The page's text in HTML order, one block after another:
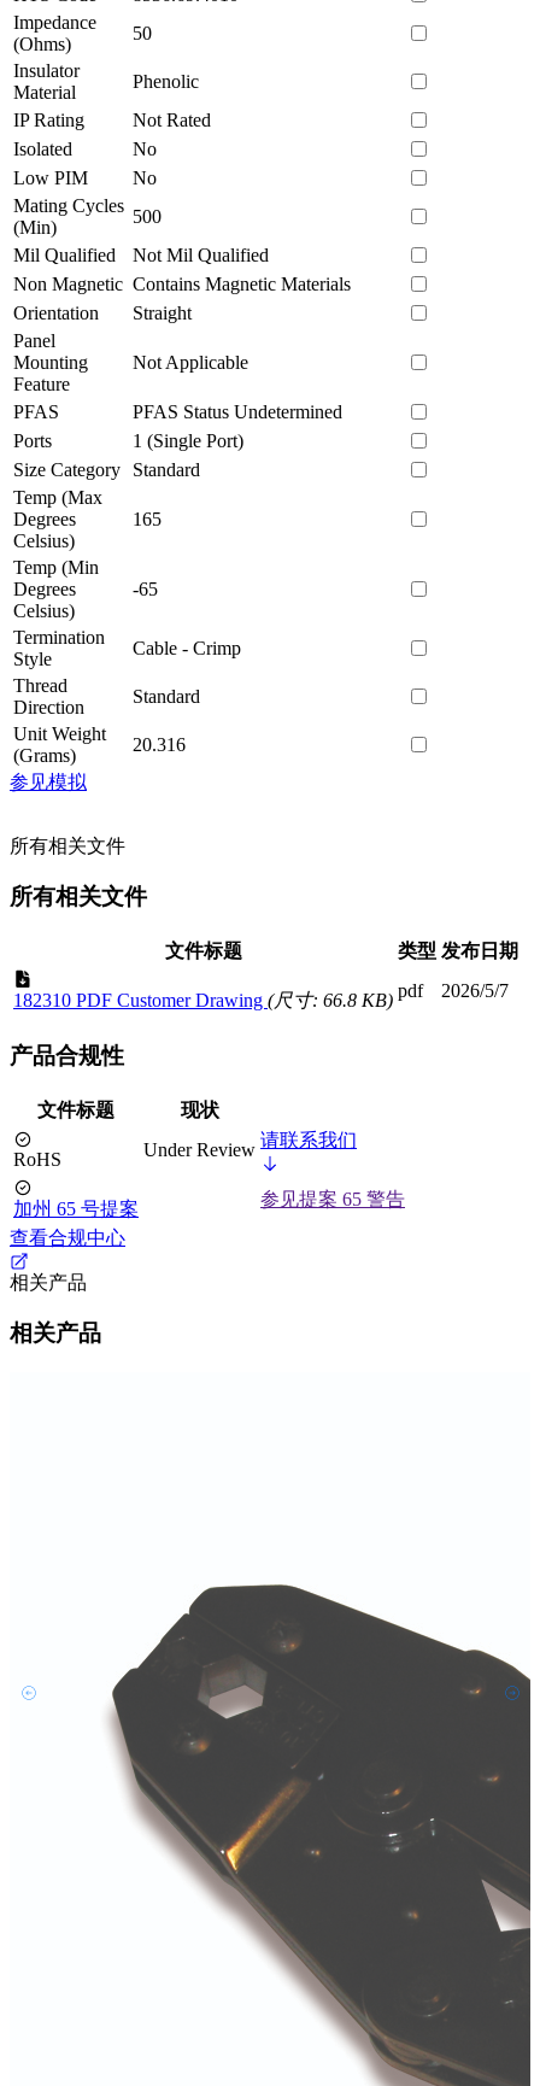
Impedance
(Ohms)
50
Insulator
Material
Phenolic
IP Rating
Not Rated
Isolated
No
Low PIM
No
Mating Cycles
(Min)
500
Mil Qualified
Not Mil Qualified
Non Magnetic Contains Magnetic Materials
Orientation
Straight
Panel
Mounting
Feature
Not Applicable
PFAS
PFAS Status Undetermined
Ports
1 (Single Port)
Size Category
Standard
Temp (Max
Degrees
Celsius)
165
Temp (Min
Degrees
Celsius)
-65
Termination
Style
Cable - Crimp
Thread
Direction
Standard
Unit Weight
(Grams)
20.316
参见模拟
所有相关文件
所有相关文件
文件标题 类型 发布日期
182310 PDF Customer Drawing (尺寸: 66.8 KB) pdf 2026/5/7
产品合规性
文件标题 现状
RoHS Under Review 请联系我们
加州 65 号提案
参见提案 65 警告
查看合规中心
相关产品
相关产品